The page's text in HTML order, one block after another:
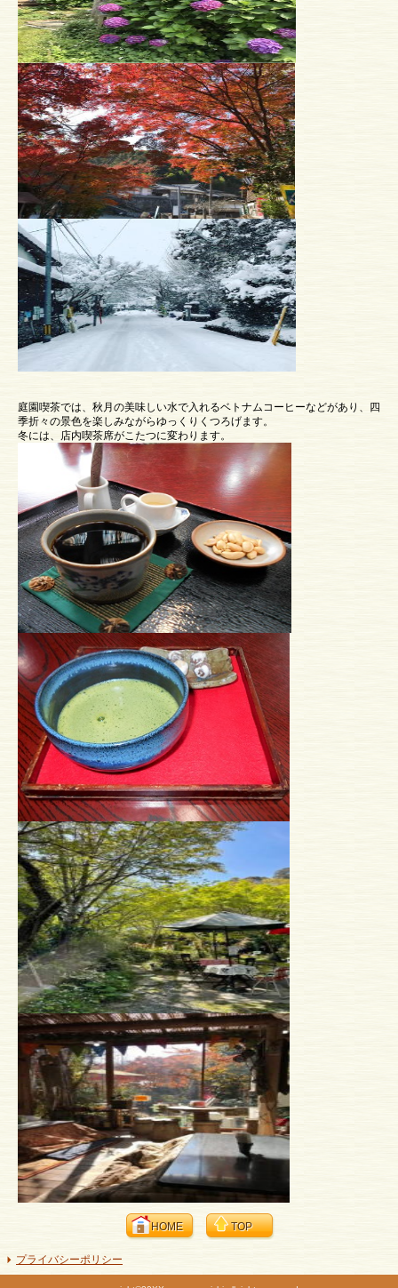
庭園喫茶では、秋月の美味しい水で入れるベトナムコーヒーなどがあり、四
季折々の景色を楽しみながらゆっくりくつろげます。
冬には、店内喫茶席がこたつに変わります。
HOME TOP
プライバシーポリシー